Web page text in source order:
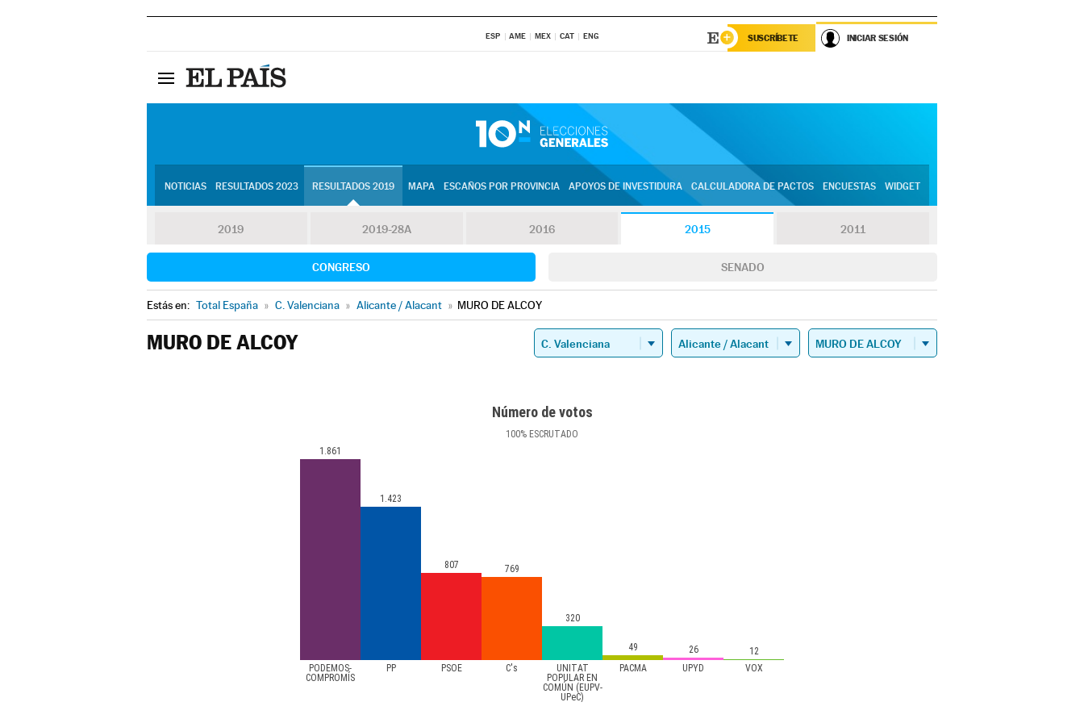
ESP AME MEX CAT ENG SUSCRÍBETE INICIAR SESIÓN
NOTICIAS RESULTADOS 2023 RESULTADOS 2019 MAPA ESCAÑOS POR PROVINCIA APOYOS DE INVESTIDURA CALCULADORA DE PACTOS ENCUESTAS WIDGET
2019 2019-28A 2016 2015 2011
CONGRESO SENADO
Estás en: Total España » C. Valenciana » Alicante / Alacant » MURO DE ALCOY
MURO DE ALCOY
Número de votos
100% ESCRUTADO
PODEMOS-
COMPROMÍS
PP PSOE C's
UNITAT
POPULAR EN
COMÚN (EUPV-
UPeC)
PACMA UPYD VOX
1.861
1.423
807 769
320
49 26 12